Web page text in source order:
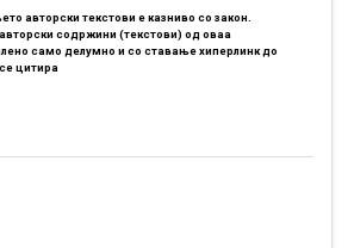
авторски текстови е казниво со закон.
содржини (текстови) од оваа
само делумно и со ставање хиперлинк до
цитира